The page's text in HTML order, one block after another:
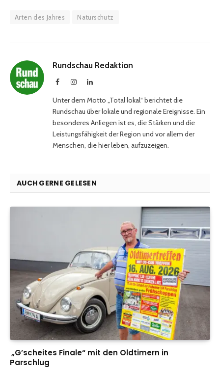
Arten des Jahres Naturschutz
Rundschau Redaktion
FacebookInstagramLinkedIn
Unter dem Motto „Total lokal“ berichtet die
Rundschau über lokale und regionale Ereignisse. Ein
besonderes Anliegen ist es, die Stärken und die
Leistungsfähigkeit der Region und vor allem der
Menschen, die hier leben, aufzuzeigen.
AUCH GERNE GELESEN
„G’scheites Finale“ mit den Oldtimern in
Parschlug